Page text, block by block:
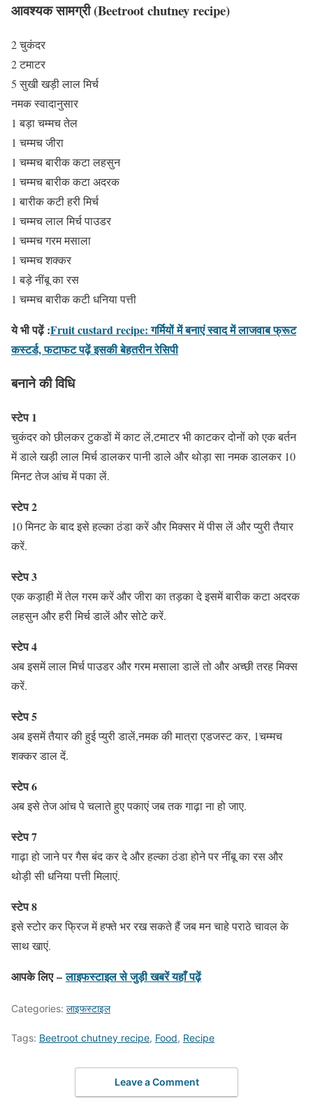
आवश्यक सामग्री(Beetroot chutney recipe)
2 चुकंदर
2 टमाटर
5 सुखी खड़ी लाल मिर्च
नमक स्वादानुसार
1 बड़ा चम्मच तेल
1 चम्मच जीरा
1 चम्मच बारीक कटा लहसुन
1 चम्मच बारीक कटा अदरक
1 बारीक कटी हरी मिर्च
1 चम्मच लाल मिर्च पाउडर
1 चम्मच गरम मसाला
1 चम्मच शक्कर
1 बड़े नींबू का रस
1 चम्मच बारीक कटी धनिया पत्ती
ये भी पढ़ें :Fruit custard recipe: गर्मियों में बनाएं स्वाद में लाजवाब फ्रूट
कस्टर्ड, फटाफट पढ़ें इसकी बेहतरीन रेसिपी
बनाने की विधि
स्टेप 1
चुकंदर को छीलकर टुकडों में काट लें,टमाटर भी काटकर दोनों को एक बर्तन
में डाले खड़ी लाल मिर्च डालकर पानी डाले और थोड़ा सा नमक डालकर 10
मिनट तेज आंच में पका लें.
स्टेप 2
10 मिनट के बाद इसे हल्का ठंडा करें और मिक्सर में पीस लें और प्युरी तैयार
करें.
स्टेप 3
एक कड़ाही में तेल गरम करें और जीरा का तड़का दे इसमें बारीक कटा अदरक
लहसुन और हरी मिर्च डालें और सोटे करें.
स्टेप 4
अब इसमें लाल मिर्च पाउडर और गरम मसाला डालें तो और अच्छी तरह मिक्स
करें.
स्टेप 5
अब इसमें तैयार की हुई प्युरी डालें,नमक की मात्रा एडजस्ट कर, 1चम्मच
शक्कर डाल दें.
स्टेप 6
अब इसे तेज आंच पे चलाते हुए पकाएं जब तक गाढ़ा ना हो जाए.
स्टेप 7
गाढ़ा हो जाने पर गैस बंद कर दे और हल्का ठंडा होने पर नींबू का रस और
थोड़ी सी धनिया पत्ती मिलाएं.
स्टेप 8
इसे स्टोर कर फ्रिज में हफ्ते भर रख सकते हैं जब मन चाहे पराठे चावल के
साथ खाएं.
आपके लिए –लाइफस्टाइलसे जुड़ी खबरें यहाँ पढ़ें
Categories: लाइफस्टाइल
Tags: Beetroot chutney recipe, Food, Recipe
Leave a Comment